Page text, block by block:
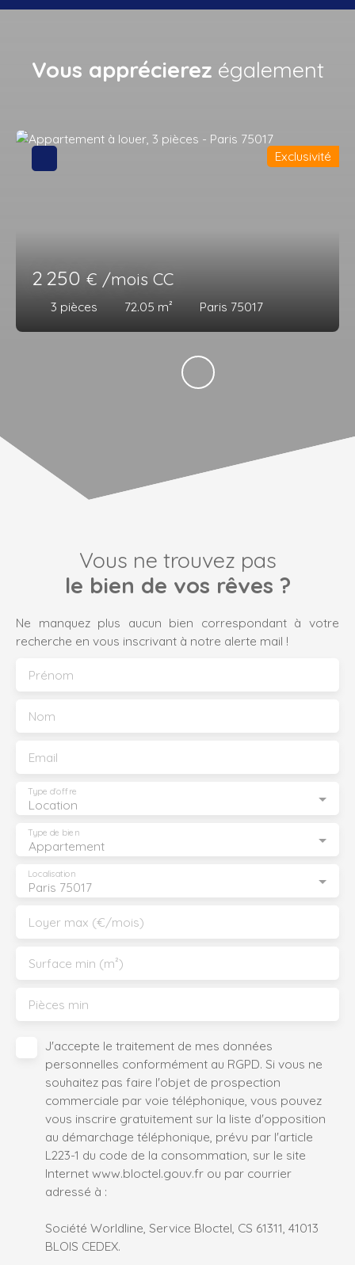
Vous apprécierez également
2 250 € /mois CC
3 pièces 72.05 m² Paris 75017
Exclusivité
Vous ne trouvez pas
le bien de vos rêves ?
Ne manquez plus aucun bien correspondant à votre
recherche en vous inscrivant à notre alerte mail !
Prénom
Nom
Email
Location
Type d'offre
Appartement
Type de bien
Paris 75017
Localisation
Loyer max (€/mois)
Surface min (m²)
Pièces min
J'accepte le traitement de mes données
personnelles conformément au RGPD. Si vous ne
souhaitez pas faire l'objet de prospection
commerciale par voie téléphonique, vous pouvez
vous inscrire gratuitement sur la liste d'opposition
au démarchage téléphonique, prévu par l'article
L223-1 du code de la consommation, sur le site
Internet www.bloctel.gouv.fr ou par courrier
adressé à :
Société Worldline, Service Bloctel, CS 61311, 41013
BLOIS CEDEX.